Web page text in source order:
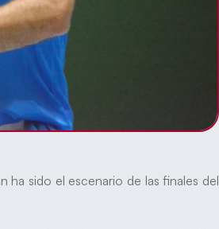
ha sido el escenario de las finales del